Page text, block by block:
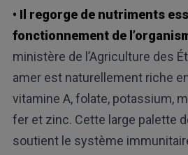
• Il regorge de nutriments
fonctionnement de
ministère de l’Agriculture des
amer est naturellement riche
vitamine A, folate, potassium,
fer et zinc. Cette large palette
soutient le système